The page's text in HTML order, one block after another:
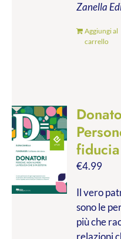
Zanella
Aggiungi al
carrello
€4.99
Il vero
sono le
più che
relazioni